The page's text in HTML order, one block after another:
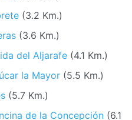
en Umbrete (3.2 Km.)
en Salteras (3.6 Km.)
Baños en Albaida del Aljarafe (4.1 Km.)
Baños en Sanlúcar la Mayor (5.5 Km.)
(5.7 Km.)
de Baños en Valencina de la Concepción (6.1